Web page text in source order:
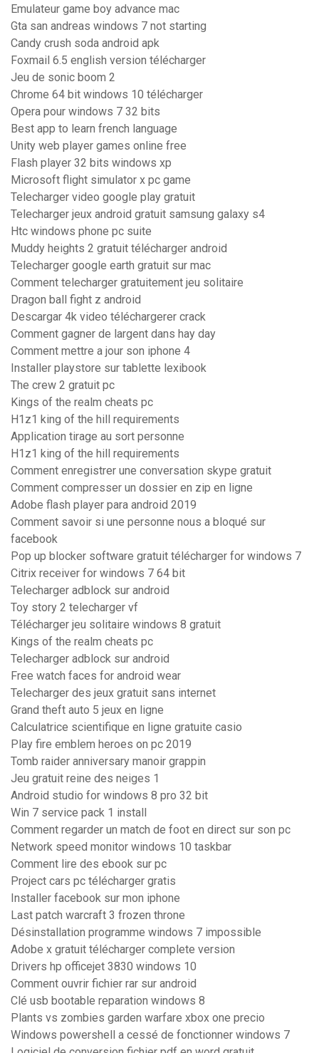
Emulateur game boy advance mac
Gta san andreas windows 7 not starting
Candy crush soda android apk
Foxmail 6.5 english version télécharger
Jeu de sonic boom 2
Chrome 64 bit windows 10 télécharger
Opera pour windows 7 32 bits
Best app to learn french language
Unity web player games online free
Flash player 32 bits windows xp
Microsoft flight simulator x pc game
Telecharger video google play gratuit
Telecharger jeux android gratuit samsung galaxy s4
Htc windows phone pc suite
Muddy heights 2 gratuit télécharger android
Telecharger google earth gratuit sur mac
Comment telecharger gratuitement jeu solitaire
Dragon ball fight z android
Descargar 4k video téléchargerer crack
Comment gagner de largent dans hay day
Comment mettre a jour son iphone 4
Installer playstore sur tablette lexibook
The crew 2 gratuit pc
Kings of the realm cheats pc
H1z1 king of the hill requirements
Application tirage au sort personne
H1z1 king of the hill requirements
Comment enregistrer une conversation skype gratuit
Comment compresser un dossier en zip en ligne
Adobe flash player para android 2019
Comment savoir si une personne nous a bloqué sur
facebook
Pop up blocker software gratuit télécharger for windows 7
Citrix receiver for windows 7 64 bit
Telecharger adblock sur android
Toy story 2 telecharger vf
Télécharger jeu solitaire windows 8 gratuit
Kings of the realm cheats pc
Telecharger adblock sur android
Free watch faces for android wear
Telecharger des jeux gratuit sans internet
Grand theft auto 5 jeux en ligne
Calculatrice scientifique en ligne gratuite casio
Play fire emblem heroes on pc 2019
Tomb raider anniversary manoir grappin
Jeu gratuit reine des neiges 1
Android studio for windows 8 pro 32 bit
Win 7 service pack 1 install
Comment regarder un match de foot en direct sur son pc
Network speed monitor windows 10 taskbar
Comment lire des ebook sur pc
Project cars pc télécharger gratis
Installer facebook sur mon iphone
Last patch warcraft 3 frozen throne
Désinstallation programme windows 7 impossible
Adobe x gratuit télécharger complete version
Drivers hp officejet 3830 windows 10
Comment ouvrir fichier rar sur android
Clé usb bootable reparation windows 8
Plants vs zombies garden warfare xbox one precio
Windows powershell a cessé de fonctionner windows 7